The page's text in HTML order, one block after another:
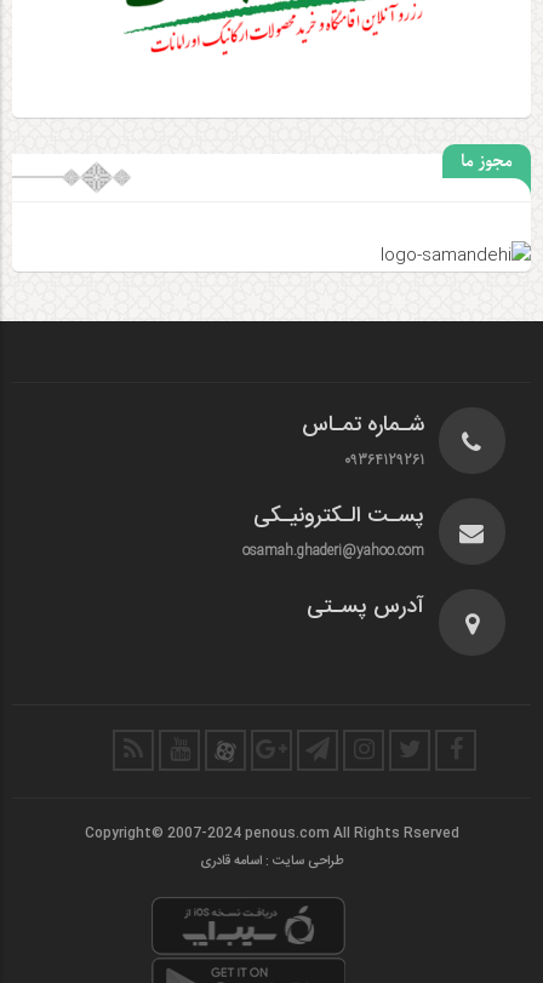
مجوز ما
شـماره تمـاس
09364129261
پسـت الـکترونیـکی
osamah.ghaderi@yahoo.com
آدرس پسـتی
Copyright© 2007-2024 penous.com All Rights Rserved
طراحی سایت : اسامه قادری